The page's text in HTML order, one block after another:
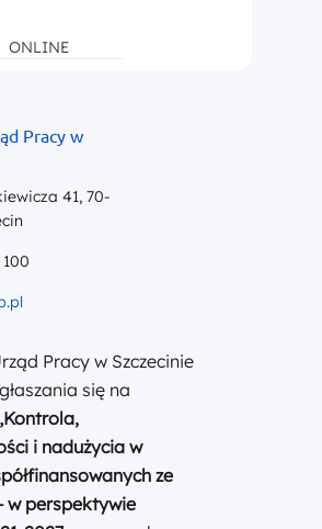
Pracy w Szczecinie
się na
Kontrola,
i nadużycia w
ze
w perspektywie
ONLINE
Pracy w
41, 70-